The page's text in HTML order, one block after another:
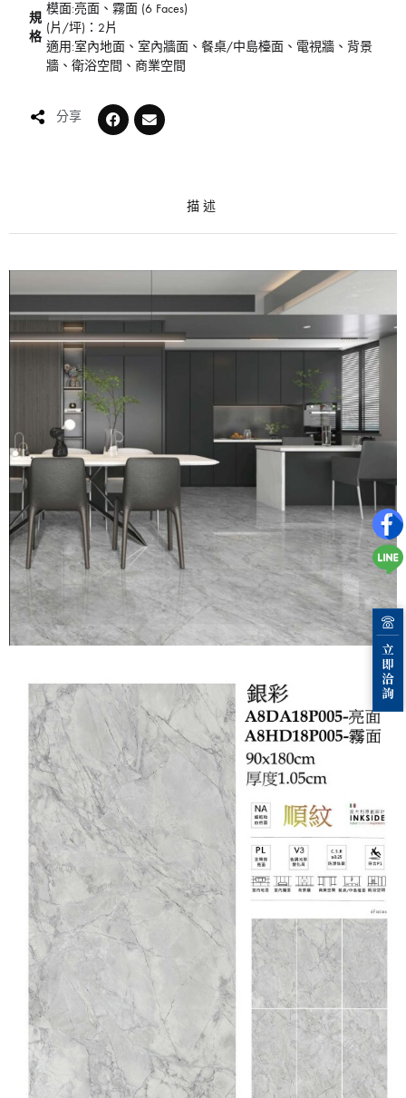
規
格
模面:亮面、霧面 (6 Faces)
(片/坪)：2片
適用:室內地面、室內牆面、餐桌/中島檯面、電視牆、背景
牆、衛浴空間、商業空間
分享
描述